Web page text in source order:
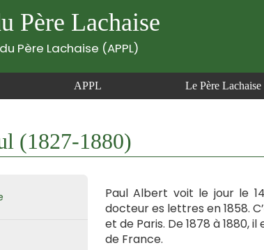
Père Lachaise
Père Lachaise (APPL)
APPL Le Père Lachaise
(1827-1880)
Paul Albert voit le jour le
docteur es lettres en 1858.
et de Paris. De 1878 à
de France.